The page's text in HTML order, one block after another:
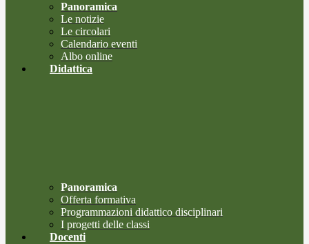
Panoramica
Le notizie
Le circolari
Calendario eventi
Albo online
Didattica
Panoramica
Offerta formativa
Programmazioni didattico disciplinari
I progetti delle classi
Docenti